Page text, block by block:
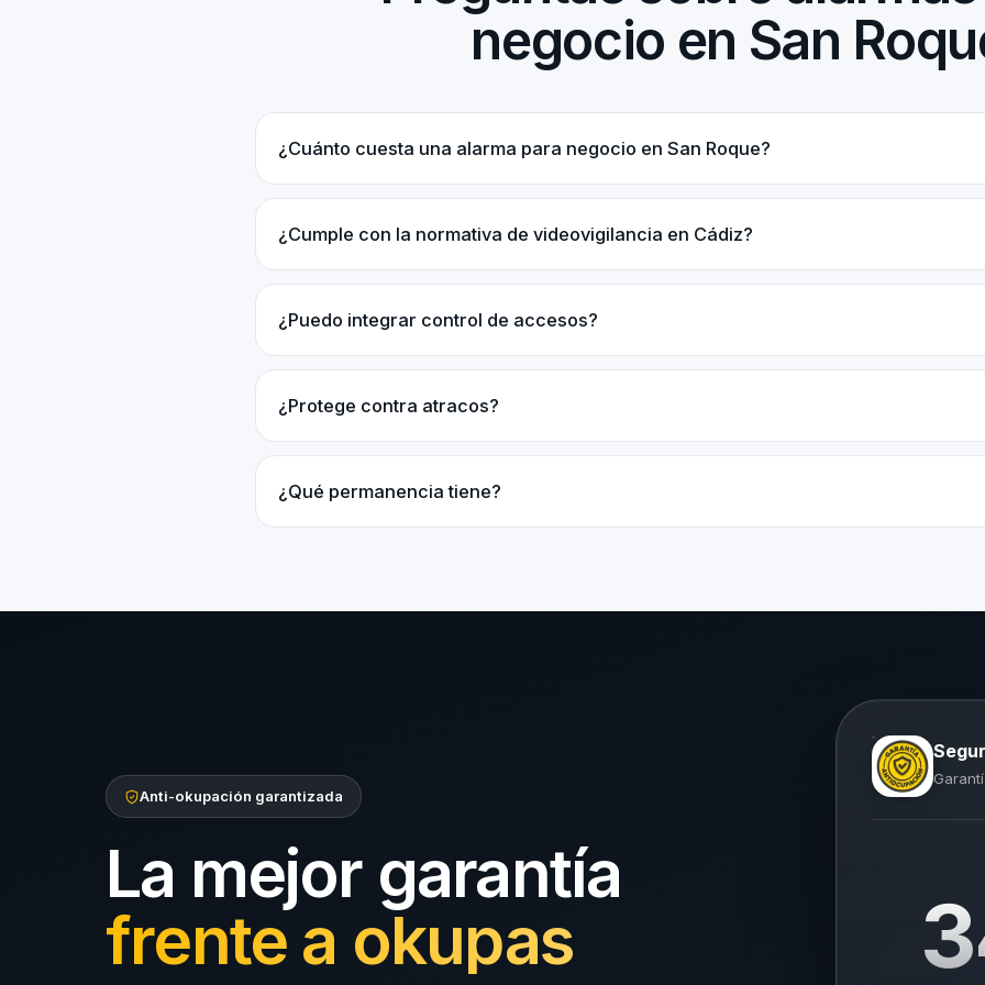
negocio en San
¿Cuánto cuesta una alarma para negocio en San Roque?
¿Cumple con la normativa de videovigilancia en Cádiz?
¿Puedo integrar control de accesos?
¿Protege contra atracos?
¿Qué permanencia tiene?
Anti-okupación garantizada
La mejor garantía
frente a okupas